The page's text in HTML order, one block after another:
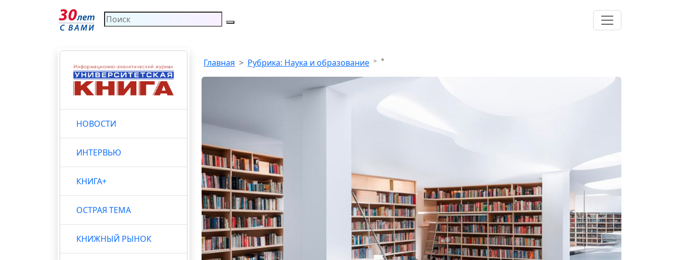
НОВОСТИ
ИНТЕРВЬЮ
КНИГА+
ОСТРАЯ ТЕМА
КНИЖНЫЙ РЫНОК
Главная Рубрика: Наука и образование *